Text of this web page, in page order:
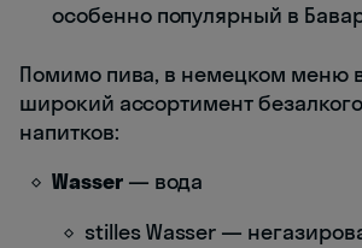
особенно популярный в
Помимо пива, в немецком меню
широкий ассортимент
напитков:
Wasser— вода
stilles Wasser —